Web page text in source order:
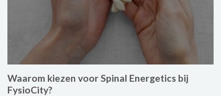
Waarom kiezen voor Spinal Energetics bij
FysioCity?